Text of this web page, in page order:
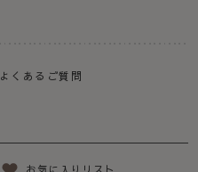
よくあるご質問